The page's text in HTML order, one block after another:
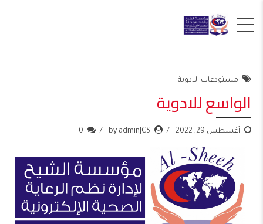
مستودعات الادوية
الواسع للادوية
أغسطس 29, 2022 by adminJCS
0